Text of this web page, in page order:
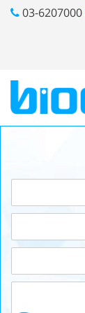
03-6207000